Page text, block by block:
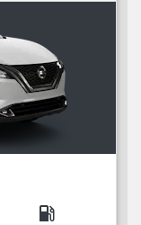
local_gas_station